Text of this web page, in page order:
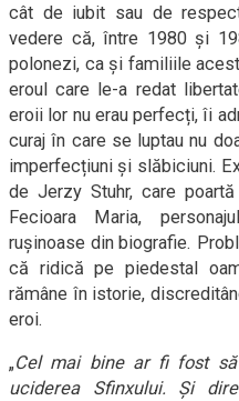
cât de iubit sau de
vedere că, între 1980 și
polonezi, ca și familiile
eroul care le-a redat
eroii lor nu erau perfecți, îi
curaj în care se luptau nu
imperfecțiuni și slăbiciuni.
de Jerzy Stuhr, care
Fecioara Maria,
rușinoase din biografie.
că ridică pe piedestal
rămâne în istorie,
eroi.
„Cel mai bine ar fi fost
uciderea Sfinxului. Și